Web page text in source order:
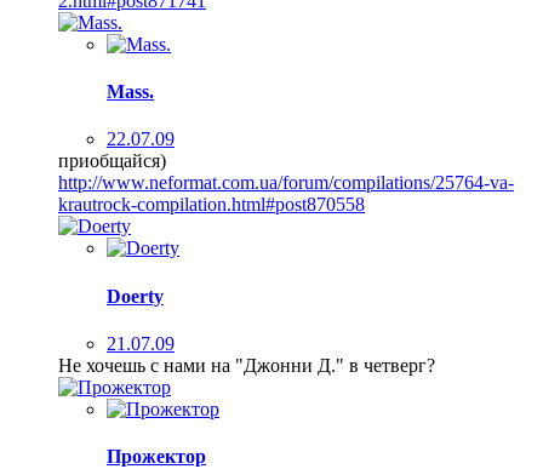
Mass.
22.07.09
приобщайся)
http://www.neformat.com.ua/forum/compilations/25764-va-
krautrock-compilation.html#post870558
Doerty
21.07.09
Не хочешь с нами на "Джонни Д." в четверг?
Прожектор